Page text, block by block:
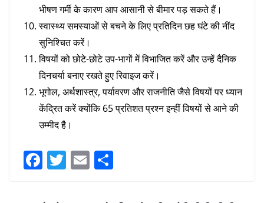
भीषण गर्मी के कारण आप आसानी से बीमार पड़ सकते हैं।
स्वास्थ्य समस्याओं से बचने के लिए प्रतिदिन छह घंटे की नींद
सुनिश्चित करें।
विषयों को छोटे-छोटे उप-भागों में विभाजित करें और उन्हें दैनिक
दिनचर्या बनाए रखते हुए रिवाइज करें।
भूगोल, अर्थशास्त्र, पर्यावरण और राजनीति जैसे विषयों पर ध्यान
केंद्रित करें क्योंकि 65 प्रतिशत प्रश्न इन्हीं विषयों से आने की
उम्मीद है।
F
c
T E
ar